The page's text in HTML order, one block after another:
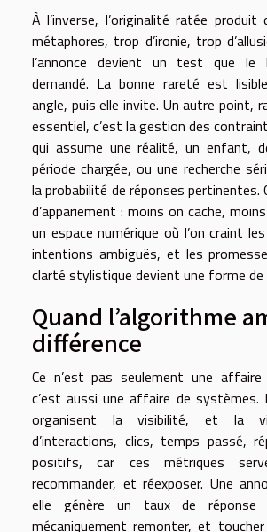
À l’inverse, l’originalité ratée
métaphores, trop d’ironie, trop
l’annonce devient un test que le
demandé. La bonne rareté est
angle, puis elle invite. Un autre point,
essentiel, c’est la gestion des
qui assume une réalité, un enfant,
période chargée, ou une recherche
la probabilité de réponses pertinentes.
d’appariement : moins on cache,
un espace numérique où l’on craint
intentions ambiguës, et les
clarté stylistique devient une forme de
Quand l’algorithme
différence
Ce n’est pas seulement une affaire
c’est aussi une affaire de systèmes.
organisent la visibilité, et la
d’interactions, clics, temps passé,
positifs, car ces métriques
recommander, et réexposer. Une
elle génère un taux de réponse
mécaniquement remonter, et